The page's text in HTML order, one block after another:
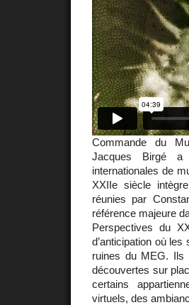
Commande du
Jacques Birgé a
internationales de
XXIIe siècle
réunies par
référence majeure
Perspectives du
d’anticipation où
ruines du MEG. Ils
découvertes sur
certains
virtuels, des